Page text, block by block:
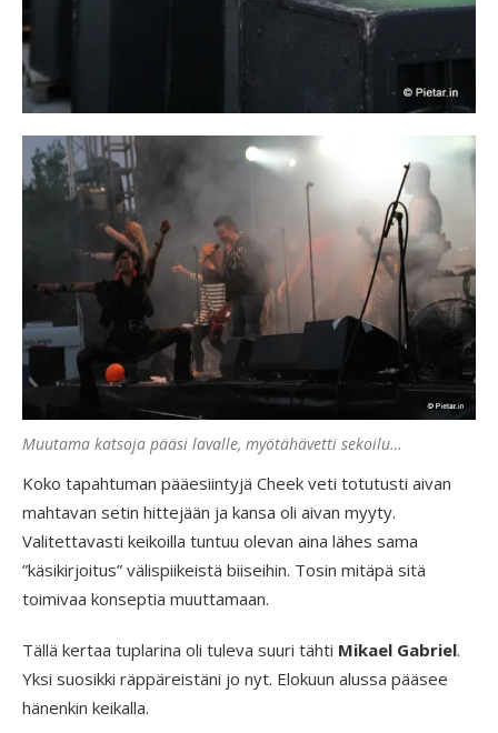
Muutama katsoja pääsi lavalle, myötähävetti sekoilu…
Koko tapahtuman pääesiintyjä Cheek veti totutusti aivan
mahtavan setin hittejään ja kansa oli aivan myyty.
Valitettavasti keikoilla tuntuu olevan aina lähes sama
”käsikirjoitus” välispiikeistä biiseihin. Tosin mitäpä sitä
toimivaa konseptia muuttamaan.
Tällä kertaa tuplarina oli tuleva suuri tähti Mikael Gabriel.
Yksi suosikki räppäreistäni jo nyt. Elokuun alussa pääsee
hänenkin keikalla.